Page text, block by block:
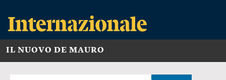
IL NUOVO DE MAURO